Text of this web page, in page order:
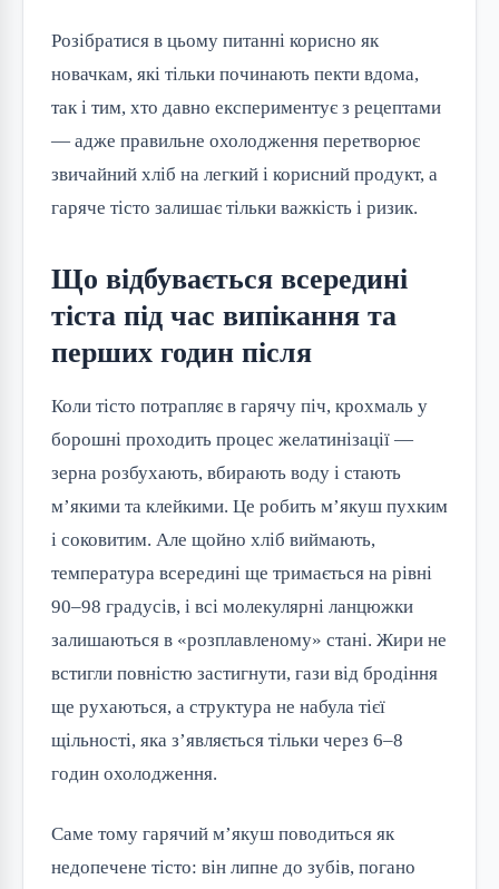
Розібратися в цьому питанні корисно як
новачкам, які тільки починають пекти вдома,
так і тим, хто давно експериментує з рецептами
— адже правильне охолодження перетворює
звичайний хліб на легкий і корисний продукт, а
гаряче тісто залишає тільки важкість і ризик.
Що відбувається всередині
тіста під час випікання та
перших годин після
Коли тісто потрапляє в гарячу піч, крохмаль у
борошні проходить процес желатинізації —
зерна розбухають, вбирають воду і стають
м’якими та клейкими. Це робить м’якуш пухким
і соковитим. Але щойно хліб виймають,
температура всередині ще тримається на рівні
90–98 градусів, і всі молекулярні ланцюжки
залишаються в «розплавленому» стані. Жири не
встигли повністю застигнути, гази від бродіння
ще рухаються, а структура не набула тієї
щільності, яка з’являється тільки через 6–8
годин охолодження.
Саме тому гарячий м’якуш поводиться як
недопечене тісто: він липне до зубів, погано